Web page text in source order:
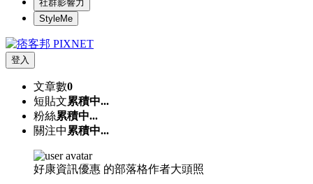
社群影響力
StyleMe
登入
文章數0
短貼文累積中...
粉絲累積中...
關注中 累積中...
好康資訊優惠 的部落格作者大頭照